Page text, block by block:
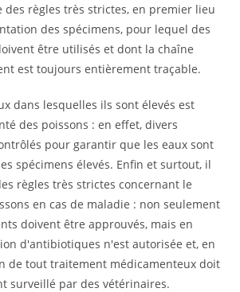
des règles très strictes, en premier lieu
des spécimens, pour lequel des
être utilisés et dont la chaîne
est toujours entièrement traçable.
dans lesquelles ils sont élevés est
des poissons : en effet, divers
pour garantir que les eaux sont
spécimens élevés. Enfin et surtout, il
règles très strictes concernant le
en cas de maladie : non seulement
doivent être approuvés, mais en
d'antibiotiques n'est autorisée et, en
de tout traitement médicamenteux doit
surveillé par des vétérinaires.